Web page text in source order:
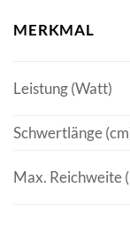
MERKMAL
Leistung (Watt)
Schwertlänge
Max. Reichweite